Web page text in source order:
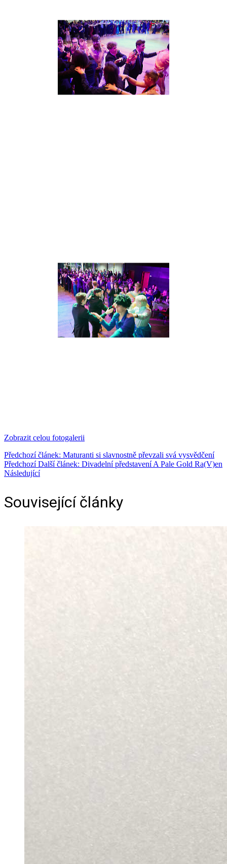
Zobrazit celou fotogalerii
Předchozí článek: Maturanti si slavnostně převzali svá vysvědčení
Předchozí Další článek: Divadelní představení A Pale Gold Ra(V)en
Následující
Související články